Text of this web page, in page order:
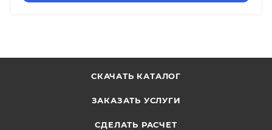
СКАЧАТЬ КАТАЛОГ
ЗАКАЗАТЬ УСЛУГИ
СДЕЛАТЬ РАСЧЕТ